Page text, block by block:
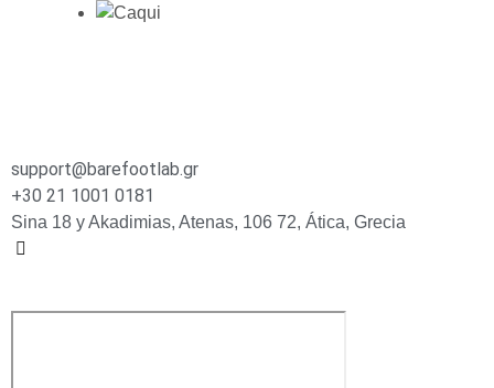
support@barefootlab.gr
+30 21 1001 0181
Sina 18 y Akadimias, Atenas, 106 72, Ática, Grecia